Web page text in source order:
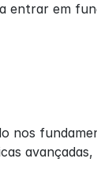
entrar em
nos